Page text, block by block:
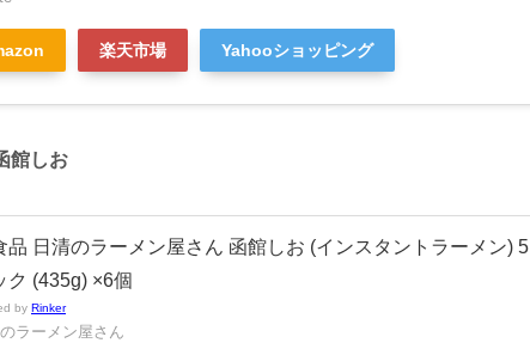
楽天市場 Yahooショッピング
館しお
品 日清のラーメン屋さん 函館しお (インスタントラーメン) 5
ク (435g) ×6個
by Rinker
ラーメン屋さん